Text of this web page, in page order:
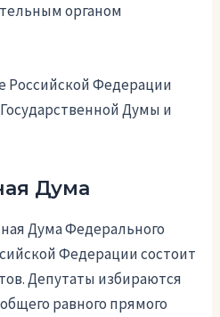
органом
Российской Федерации
Думы и
Дума
Дума Федерального
Федерации состоит
Депутаты избираются
равного прямого